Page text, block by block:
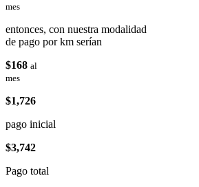
mes
entonces, con nuestra modalidad
de pago por km serían
$168 al
mes
$1,726
pago inicial
$3,742
Pago total